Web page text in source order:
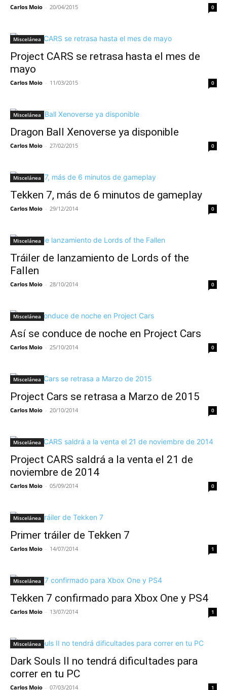
Carlos Moio - 20/04/2015 0
Miscelánea
Project CARS se retrasa hasta el mes de
mayo
Carlos Moio - 11/03/2015 0
Miscelánea
Dragon Ball Xenoverse ya disponible
Carlos Moio - 27/02/2015 0
Miscelánea
Tekken 7, más de 6 minutos de gameplay
Carlos Moio - 29/12/2014 0
Miscelánea
Tráiler de lanzamiento de Lords of the
Fallen
Carlos Moio - 28/10/2014 0
Miscelánea
Así se conduce de noche en Project Cars
Carlos Moio - 25/10/2014 0
Miscelánea
Project Cars se retrasa a Marzo de 2015
Carlos Moio - 20/10/2014 0
Miscelánea
Project CARS saldrá a la venta el 21 de
noviembre de 2014
Carlos Moio - 05/09/2014 0
Miscelánea
Primer tráiler de Tekken 7
Carlos Moio - 14/07/2014 1
Miscelánea
Tekken 7 confirmado para Xbox One y PS4
Carlos Moio - 13/07/2014 1
Miscelánea
Dark Souls II no tendrá dificultades para
correr en tu PC
Carlos Moio - 07/03/2014 1